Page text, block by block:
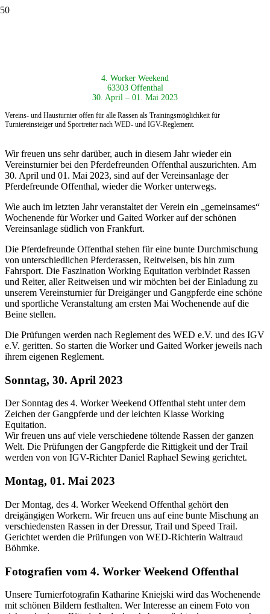
4. Worker Weekend
63303 Offenthal
30. April – 01. Mai 2023
Vereins- und Hausturnier offen für alle Rassen als Trainingsmöglichkeit für
Turniereinsteiger und Sportreiter nach WED- und IGV-Reglement.
Wir freuen uns sehr darüber, auch in diesem Jahr wieder ein
Vereinsturnier bei den Pferdefreunden Offenthal auszurichten. Am
30. April und 01. Mai 2023, sind auf der Vereinsanlage der
Pferdefreunde Offenthal, wieder die Worker unterwegs.
Wie auch im letzten Jahr veranstaltet der Verein ein „gemeinsames“
Wochenende für Worker und Gaited Worker auf der schönen
Vereinsanlage südlich von Frankfurt.
Die Pferdefreunde Offenthal stehen für eine bunte Durchmischung
von unterschiedlichen Pferderassen, Reitweisen, bis hin zum
Fahrsport. Die Faszination Working Equitation verbindet Rassen
und Reiter, aller Reitweisen und wir möchten bei der Einladung zu
unserem Vereinsturnier für Dreigänger und Gangpferde eine schöne
und sportliche Veranstaltung am ersten Mai Wochenende auf die
Beine stellen.
Die Prüfungen werden nach Reglement des WED e.V. und des IGV
e.V. geritten. So starten die Worker und Gaited Worker jeweils nach
ihrem eigenen Reglement.
Sonntag, 30. April 2023
Der Sonntag des 4. Worker Weekend Offenthal steht unter dem
Zeichen der Gangpferde und der leichten Klasse Working
Equitation.
Wir freuen uns auf viele verschiedene töltende Rassen der ganzen
Welt. Die Prüfungen der Gangpferde die Rittigkeit und der Trail
werden von von IGV-Richter Daniel Raphael Sewing gerichtet.
Montag, 01. Mai 2023
Der Montag, des 4. Worker Weekend Offenthal gehört den
dreigängigen Workern. Wir freuen uns auf eine bunte Mischung an
verschiedensten Rassen in der Dressur, Trail und Speed Trail.
Gerichtet werden die Prüfungen von WED-Richterin Waltraud
Böhmke.
Fotografien vom 4. Worker Weekend Offenthal
Unsere Turnierfotografin Katharine Kniejski wird das Wochenende
mit schönen Bildern festhalten. Wer Interesse an einem Foto von